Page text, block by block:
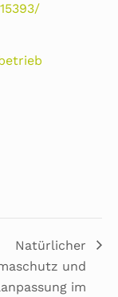
Natürlicher
und
im